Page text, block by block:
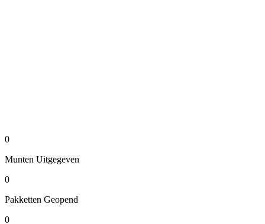
0
Munten Uitgegeven
0
Pakketten Geopend
0